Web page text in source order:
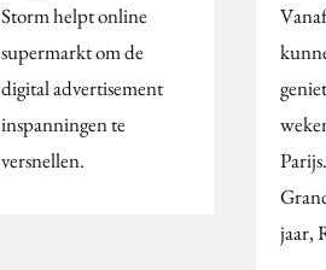
Storm helpt online
supermarkt om de
digital advertisement
inspanningen te
versnellen.
jaar,